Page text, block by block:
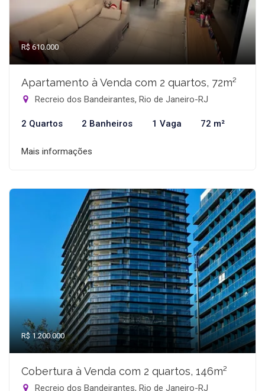
R$ 610.000
Apartamento à Venda com 2 quartos, 72m²
Recreio dos Bandeirantes, Rio de Janeiro-RJ
2 Quartos 2 Banheiros 1 Vaga 72 m²
Mais informações
R$ 1.200.000
Cobertura à Venda com 2 quartos, 146m²
Recreio dos Bandeirantes, Rio de Janeiro-RJ